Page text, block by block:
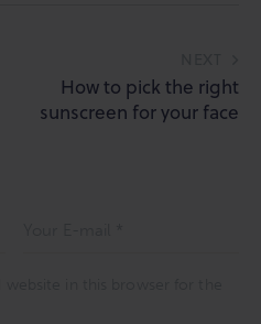
How to pick the right
sunscreen for your face